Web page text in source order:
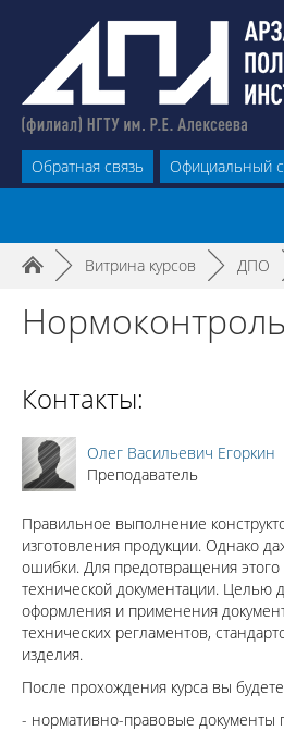
Обратная связь Официальный
► Витрина курсов ► ДПО
Контакты:
Олег Васильевич Егоркин
Преподаватель
Правильное выполнение
изготовления продукции. Однако
ошибки. Для предотвращения
технической документации. Целью
оформления и применения
технических регламентов,
изделия.
После прохождения курса вы
- нормативно-правовые документы